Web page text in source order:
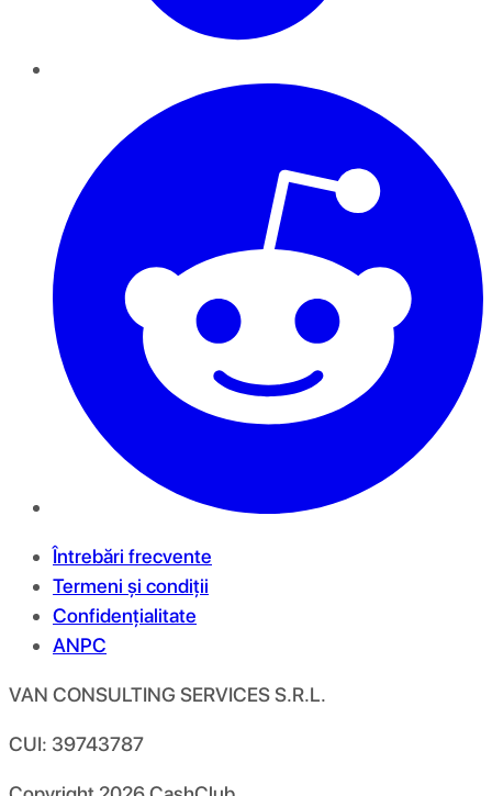
Întrebări frecvente
Termeni și condiții
Confidențialitate
ANPC
VAN CONSULTING SERVICES S.R.L.
CUI: 39743787